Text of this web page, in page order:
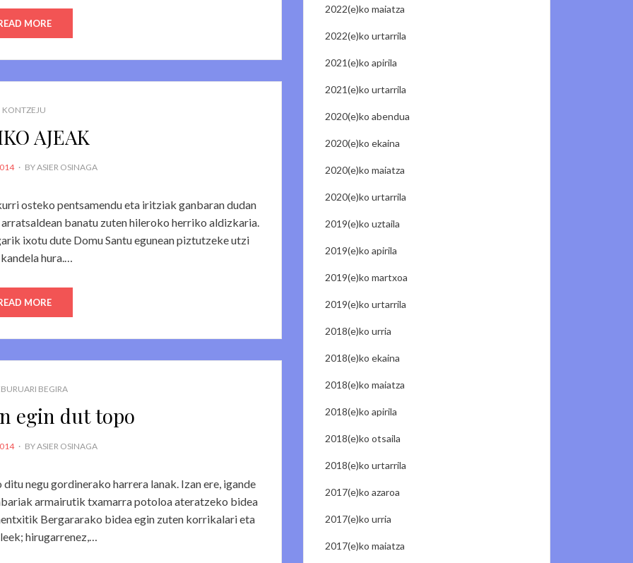
MORE
KONTZEJU
AJEAK
BYASIER OSINAGA
osteko pentsamendu eta iritziak ganbaran dudan
banatu zuten hileroko herriko aldizkaria.
ixotu dute Domu Santu egunean piztutzeke utzi
hura.…
MORE
BEGIRA
egin dut topo
BYASIER OSINAGA
negu gordinerako harrera lanak. Izan ere, igande
armairutik txamarra potoloa ateratzeko bidea
Bergararako bidea egin zuten korrikalari eta
hirugarrenez,…
2022(e)ko maiatza
2022(e)ko urtarrila
2021(e)ko apirila
2021(e)ko urtarrila
2020(e)ko abendua
2020(e)ko ekaina
2020(e)ko maiatza
2020(e)ko urtarrila
2019(e)ko uztaila
2019(e)ko apirila
2019(e)ko martxoa
2019(e)ko urtarrila
2018(e)ko urria
2018(e)ko ekaina
2018(e)ko maiatza
2018(e)ko apirila
2018(e)ko otsaila
2018(e)ko urtarrila
2017(e)ko azaroa
2017(e)ko urria
2017(e)ko maiatza